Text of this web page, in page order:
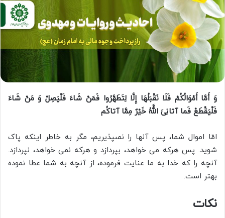
وَ أَمَّا أَمْوَالُکُمْ فَلَا نَقْبَلُهَا إِلَّا لِتَطَهَّرُوا فَمَنْ شَاءَ فَلْیَصِلْ وَ مَنْ شَاءَ
فَلْیَقْطَعْ‏ فَما آتانِیَ اللَّهُ خَیْرٌ مِمَّا آتاکُم
امّا اموال شما، پس آن‏ها را نمى‏پذیریم، مگر به خاطر این‏که پاک
شوید. پس هرکه می خواهد، بپردازد و هرکه نمی ‏خواهد، نپردازد.
آنچه را که خدا به ما عنایت فرموده، از آنچه به شما عطا نموده
بهتر است.
نکات